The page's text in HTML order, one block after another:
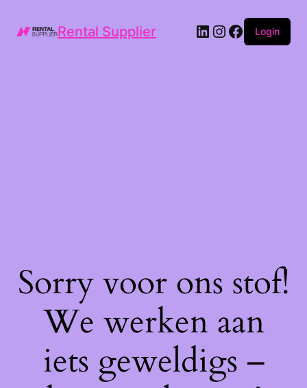
Rental Supplier LinkedIn
Instagram
Facebook
Login
Sorry voor ons stof!
We werken aan
iets geweldigs –